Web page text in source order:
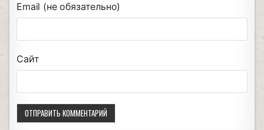
Email (не обязательно)
Сайт